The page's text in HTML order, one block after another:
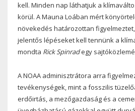
kell. Minden nap láthatjuk a
körül. A Mauna Loában mért
növekedés határozottan
jelentős lépéseket kell tennünk a
mondta Rick Spinradegy
A NOAA adminisztrátora arra
tevékenységek, mint a fosszilis
erdőirtás, a mezőgazdaság és a